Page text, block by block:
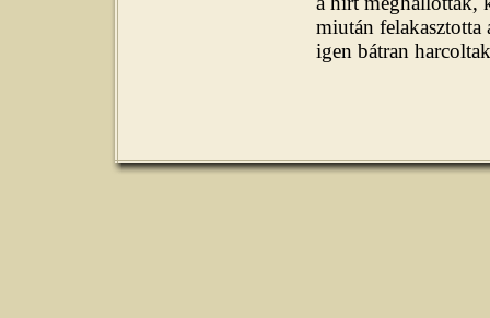
miután
igen bátran